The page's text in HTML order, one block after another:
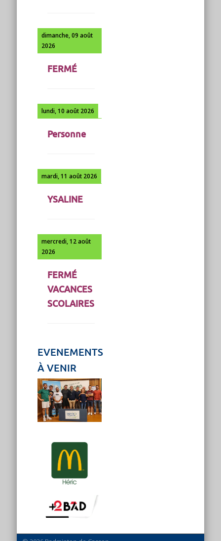
dimanche, 09 août
2026
FERMÉ
lundi, 10 août 2026
Personne
mardi, 11 août 2026
YSALINE
mercredi, 12 août
2026
FERMÉ
VACANCES
SCOLAIRES
EVENEMENTS
À VENIR